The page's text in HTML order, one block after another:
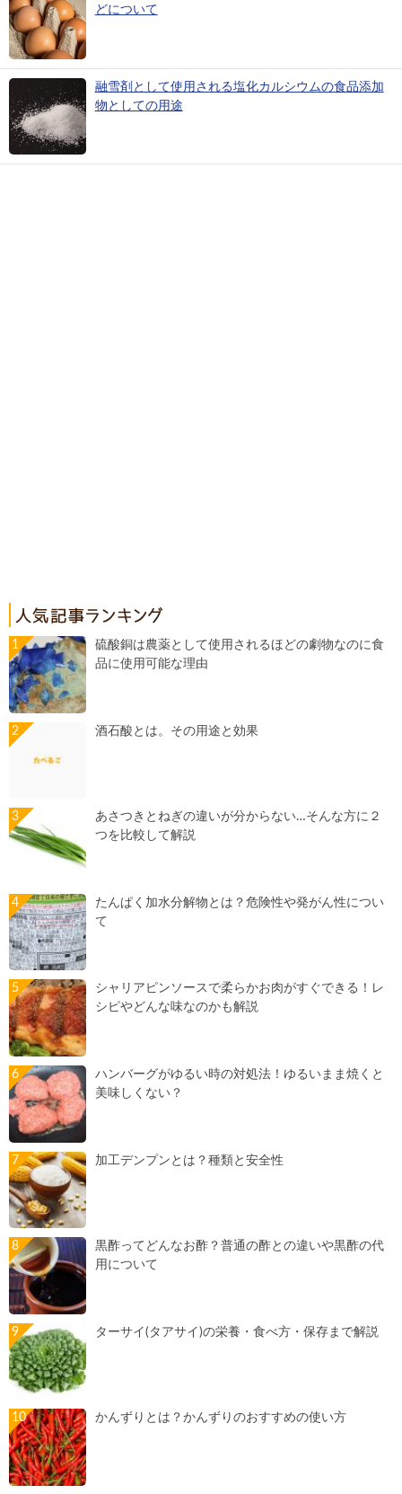
どについて
融雪剤として使用される塩化カルシウムの食品添加
物としての用途
硫酸銅は農薬として使用されるほどの劇物なのに食
品に使用可能な理由
酒石酸とは。その用途と効果
あさつきとねぎの違いが分からない…そんな方に２
つを比較して解説
たんぱく加水分解物とは？危険性や発がん性につい
て
シャリアピンソースで柔らかお肉がすぐできる！レ
シピやどんな味なのかも解説
ハンバーグがゆるい時の対処法！ゆるいまま焼くと
美味しくない？
加工デンプンとは？種類と安全性
黒酢ってどんなお酢？普通の酢との違いや黒酢の代
用について
ターサイ(タアサイ)の栄養・食べ方・保存まで解説
かんずりとは？かんずりのおすすめの使い方